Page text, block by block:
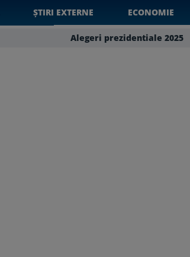
ȘTIRI EXTERNE ECONOMIE
Alegeri prezidentiale 2025